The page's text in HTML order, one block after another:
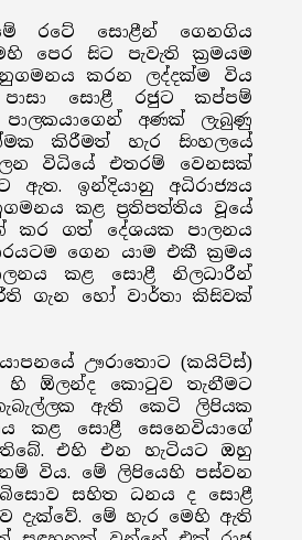
මේ රටේ සොළීන් ගෙනගිය
පෙර සිට පැවැති ක්‍රමයම
කරන ලද්දක්ම විය
සොළී රජුට කප්පම්
අණක් ලැබුණු
කිරීමත් හැර සිංහලයේ
විධියේ එතරම් වෙනසක්
ඉන්දියානු අධිරාජ්‍යය
කළ ප්‍රතිපත්තිය වූයේ
කර ගත් දේශයක පාලනය
ගෙන යාම එකී ක්‍රමය
කළ සොළී නිලධාරීන්
ගැන හෝ වාර්තා කිසිවක්
ඌරාතොට (කයිට්ස්)
හි ඕලන්ද කොටුව තැනීමට
ඇති කෙටි ලිපියක
කළ සොළී සෙනෙවියාගේ
එහි එන හැටියට ඔහු
විය. මේ ලිපියෙහි පස්වන
සහිත ධනය ද සොළී
දැක්වේ. මේ හැර මෙහි ඇති